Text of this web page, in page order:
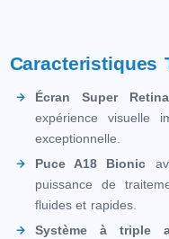
Caracteristiques
Écran Super
expérience visuelle
exceptionnelle.
Puce A18 Bionic
puissance de
fluides et rapides.
Système à triple